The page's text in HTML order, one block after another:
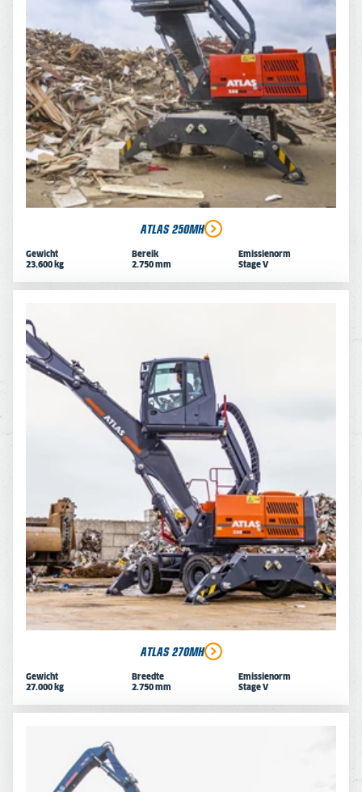
ATLAS 250MH
Gewicht
23.600 kg
Bereik
2.750 mm
Emissienorm
Stage V
ATLAS 270MH
Gewicht
27.000 kg
Breedte
2.750 mm
Emissienorm
Stage V